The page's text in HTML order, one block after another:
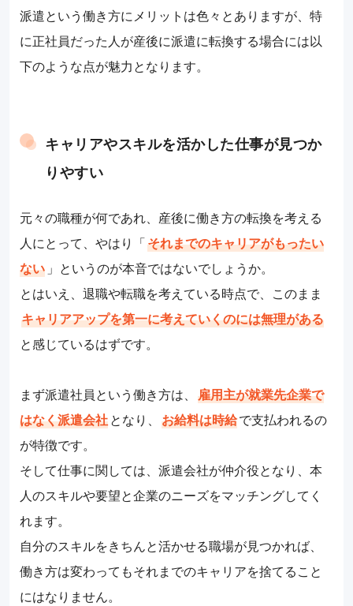
派遣という働き方にメリットは色々とありますが、特
に正社員だった人が産後に派遣に転換する場合には以
下のような点が魅力となります。
キャリアやスキルを活かした仕事が見つか
りやすい
元々の職種が何であれ、産後に働き方の転換を考える
人にとって、やはり「それまでのキャリアがもったい
ない 」というのが本音ではないでしょうか。
とはいえ、退職や転職を考えている時点で、このまま
キャリアアップを第一に考えていくのには無理がある
と感じているはずです。
まず派遣社員という働き方は、 雇用主が就業先企業で
はなく派遣会社となり、 お給料は時給で支払われるの
が特徴です。
そして仕事に関しては、派遣会社が仲介役となり、本
人のスキルや要望と企業のニーズをマッチングしてく
れます。
自分のスキルをきちんと活かせる職場が見つかれば、
働き方は変わってもそれまでのキャリアを捨てること
にはなりません。